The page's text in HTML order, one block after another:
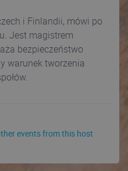
i Finlandii, mówi po
Jest magistrem
bezpieczeństwo
warunek tworzenia
events from this host